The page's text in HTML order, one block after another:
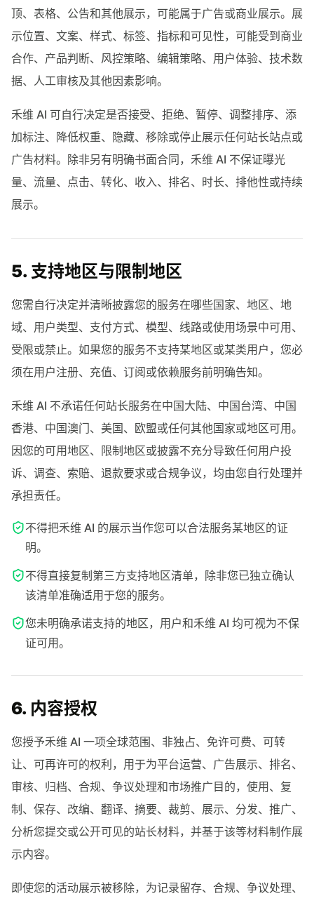
顶、表格、公告和其他展示，可能属于广告或商业展示。展
示位置、文案、样式、标签、指标和可见性，可能受到商业
合作、产品判断、风控策略、编辑策略、用户体验、技术数
据、人工审核及其他因素影响。
禾维 AI 可自行决定是否接受、拒绝、暂停、调整排序、添
加标注、降低权重、隐藏、移除或停止展示任何站长站点或
广告材料。除非另有明确书面合同，禾维 AI 不保证曝光
量、流量、点击、转化、收入、排名、时长、排他性或持续
展示。
5. 支持地区与限制地区
您需自行决定并清晰披露您的服务在哪些国家、地区、地
域、用户类型、支付方式、模型、线路或使用场景中可用、
受限或禁止。如果您的服务不支持某地区或某类用户，您必
须在用户注册、充值、订阅或依赖服务前明确告知。
禾维 AI 不承诺任何站长服务在中国大陆、中国台湾、中国
香港、中国澳门、美国、欧盟或任何其他国家或地区可用。
因您的可用地区、限制地区或披露不充分导致任何用户投
诉、调查、索赔、退款要求或合规争议，均由您自行处理并
承担责任。
不得把禾维 AI 的展示当作您可以合法服务某地区的证
明。
不得直接复制第三方支持地区清单，除非您已独立确认
该清单准确适用于您的服务。
您未明确承诺支持的地区，用户和禾维 AI 均可视为不保
证可用。
6. 内容授权
您授予禾维 AI 一项全球范围、非独占、免许可费、可转
让、可再许可的权利，用于为平台运营、广告展示、排名、
审核、归档、合规、争议处理和市场推广目的，使用、复
制、保存、改编、翻译、摘要、裁剪、展示、分发、推广、
分析您提交或公开可见的站长材料，并基于该等材料制作展
示内容。
即使您的活动展示被移除，为记录留存、合规、争议处理、